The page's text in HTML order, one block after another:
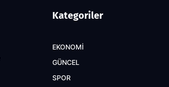
Kategoriler
EKONOMİ
GÜNCEL
SPOR